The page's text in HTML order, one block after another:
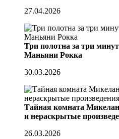
27.04.2026
Три полотна за три
Маньяни Рокка
30.03.2026
Тайная комната
и нераскрытые
26.03.2026